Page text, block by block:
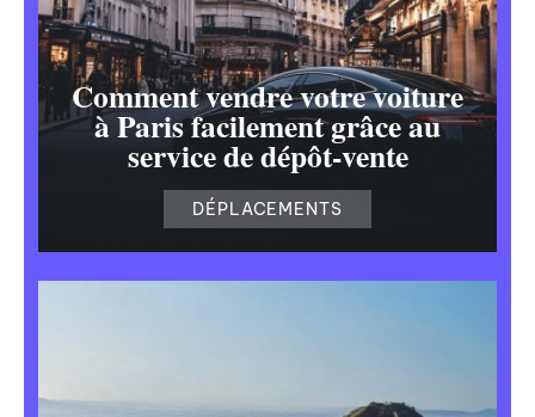
Comment vendre votre voiture
à Paris facilement grâce au
service de dépôt-vente
DÉPLACEMENTS